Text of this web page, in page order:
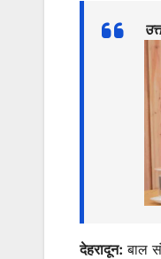
at
e
b
o
o
देहरादून: बाल